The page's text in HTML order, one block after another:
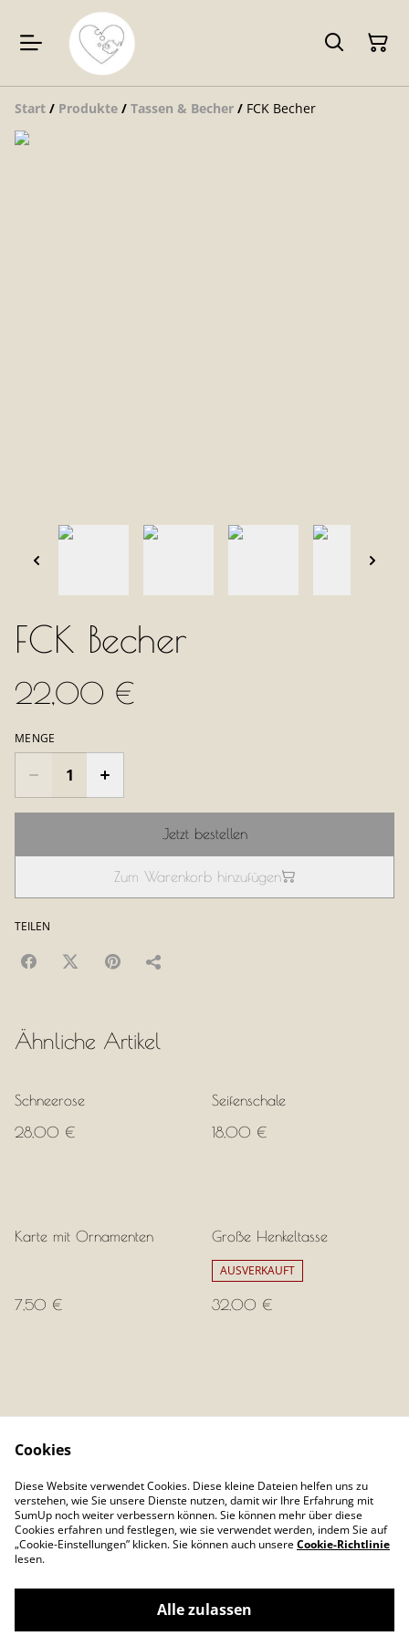
Start / Produkte / Tassen & Becher / FCK Becher
FCK Becher
22,00 €
MENGE
Jetzt bestellen
Zum Warenkorb hinzufügen
TEILEN
Ähnliche Artikel
Schneerose
28,00 €
Seifenschale
18,00 €
Karte mit Ornamenten
7,50 €
Große Henkeltasse
AUSVERKAUFT
32,00 €
Datenschutzbestimmunge
n von SumUp
Cookie-Richtlinie
Cookies
Diese Website verwendet Cookies. Diese kleine Dateien helfen uns zu
verstehen, wie Sie unsere Dienste nutzen, damit wir Ihre Erfahrung mit
SumUp noch weiter verbessern können. Sie können mehr über diese
Cookies erfahren und festlegen, wie sie verwendet werden, indem Sie auf
„Cookie-Einstellungen” klicken. Sie können auch unsereCookie-Richtlinie
lesen.
Alle zulassen